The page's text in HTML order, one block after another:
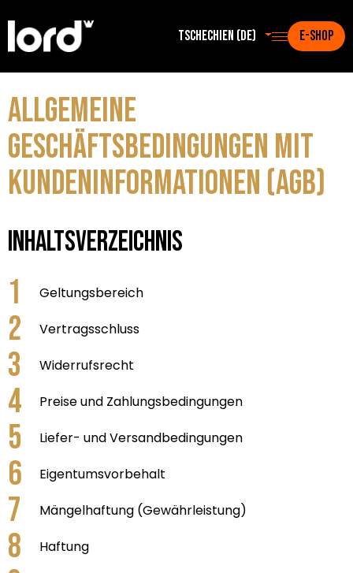
Tschechien (de) E-SHOP
Allgemeine
Geschäftsbedingungen mit
Kundeninformationen (AGB)
Inhaltsverzeichnis
Geltungsbereich
Vertragsschluss
Widerrufsrecht
Preise und Zahlungsbedingungen
Liefer- und Versandbedingungen
Eigentumsvorbehalt
Mängelhaftung (Gewährleistung)
Haftung